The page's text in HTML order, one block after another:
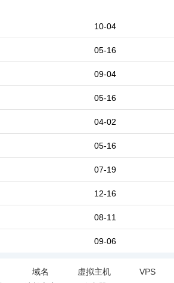
10-04
05-16
09-04
05-16
04-02
05-16
07-19
12-16
08-11
09-06
域名 虚拟主机
VPS